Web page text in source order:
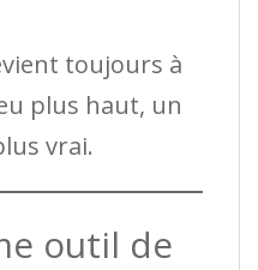
toujours à
plus haut, un
vrai.
outil de